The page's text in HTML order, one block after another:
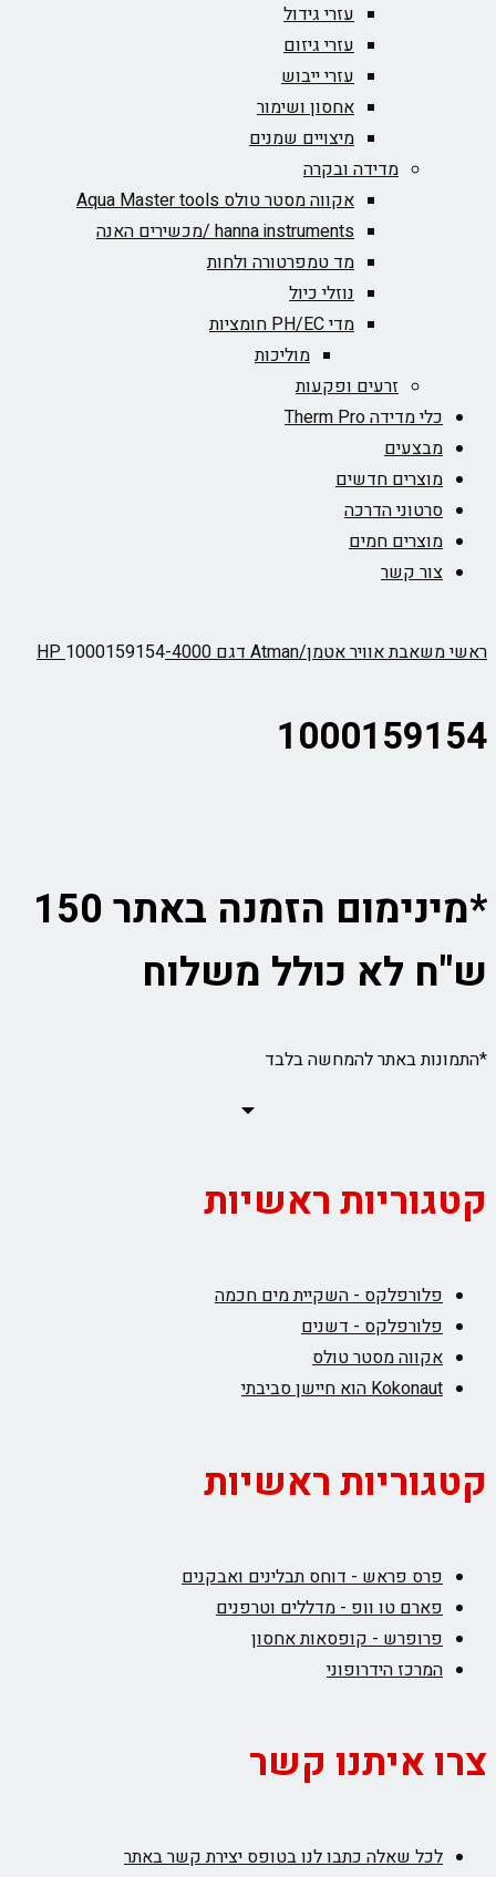
עזרי גידול
עזרי גיזום
עזרי ייבוש
אחסון ושימור
מיצויים שמנים
מדידה ובקרה
אקווה מסטר טולס Aqua Master tools
hanna instruments /מכשירים האנה
מד טמפרטורה ולחות
נוזלי כיול
מדי PH/EC חומציות
מוליכות
זרעים ופקעות
כלי מדידה Therm Pro
מבצעים
מוצרים חדשים
סרטוני הדרכה
מוצרים חמים
צור קשר
ראשימשאבת אוויר אטמן/Atman דגם 4000-HP 1000159154
1000159154
*מינימום הזמנה באתר 150
ש"ח לא כולל משלוח
*התמונות באתר להמחשה בלבד
קטגוריות ראשיות
פלורפלקס - השקיית מים חכמה
פלורפלקס - דשנים
אקווה מסטר טולס
Kokonaut הוא חיישן סביבתי
קטגוריות ראשיות
פרס פראש - דוחס תבלינים ואבקנים
פארם טו וופ - מדללים וטרפנים
פרופרש - קופסאות אחסון
המרכז הידרופוני
צרו איתנו קשר
לכל שאלה כתבו לנו בטופס יצירת קשר באתר